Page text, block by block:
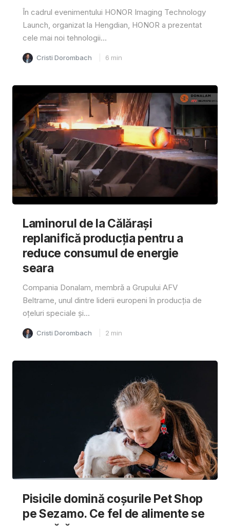
În cadrul evenimentului HONOR Imaging Technology
Launch, organizat la Hengdian, HONOR a prezentat
cele mai noi tehnologii...
Cristi Dorombach 6 min
Laminorul de la Călărași
replanifică producția pentru a
reduce consumul de energie
seara
Compania Donalam, membră a Grupului AFV
Beltrame, unul dintre liderii europeni în producția de
oțeluri speciale și...
Cristi Dorombach 2 min
Pisicile domină coșurile Pet Shop
pe Sezamo. Ce fel de alimente se